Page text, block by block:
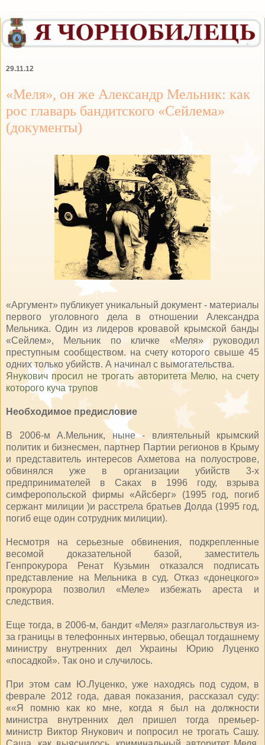
29.11.12
«Меля», он же Александр Мельник: как
рос главарь бандитского «Сейлема»
(документы)
«Аргумент» публикует уникальный документ - материалы
первого уголовного дела в отношении Александра
Мельника. Один из лидеров кровавой крымской банды
«Сейлем», Мельник по кличке «Меля» руководил
преступным сообществом. на счету которого свыше 45
одних только убийств. А начинал с вымогательства.
Янукович просил не трогать авторитета Мелю, на счету
которого куча трупов
Необходимое предисловие
В 2006-м А.Мельник, ныне - влиятельный крымский
политик и бизнесмен, партнер Партии регионов в Крыму
и представитель интересов Ахметова на полуострове,
обвинялся уже в организации убийств 3-х
предпринимателей в Саках в 1996 году, взрыва
симферопольской фирмы «Айсберг» (1995 год, погиб
сержант милиции )и расстрела братьев Долда (1995 год,
погиб еще один сотрудник милиции).
Несмотря на серьезные обвинения, подкрепленные
весомой доказательной базой, заместитель
Генпрокурора Ренат Кузьмин отказался подписать
представление на Мельника в суд. Отказ «донецкого»
прокурора позволил «Меле» избежать ареста и
следствия.
Еще тогда, в 2006-м, бандит «Меля» разглагольствуя из-
за границы в телефонных интервью, обещал тогдашнему
министру внутренних дел Украины Юрию Луценко
«посадкой». Так оно и случилось.
При этом сам Ю.Луценко, уже находясь под судом, в
феврале 2012 года, давая показания, рассказал суду:
««Я помню как ко мне, когда я был на должности
министра внутренних дел пришел тогда премьер-
министр Виктор Янукович и попросил не трогать Сашу.